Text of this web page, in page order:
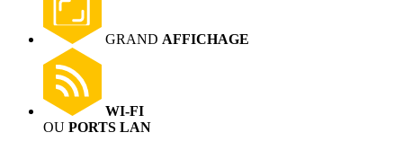
GRAND AFFICHAGE
WI-FI
OU PORTS LAN